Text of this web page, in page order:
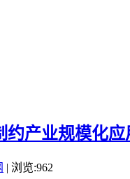
约产业规模化
| 浏览:962